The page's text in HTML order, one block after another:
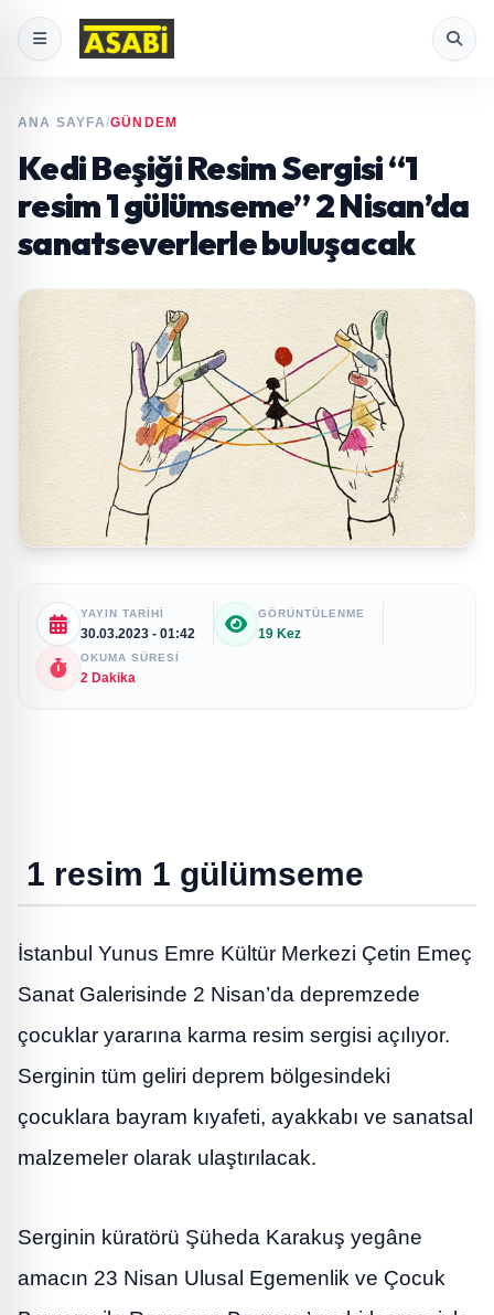
ANA SAYFA/GÜNDEM
Kedi Beşiği Resim Sergisi “1
resim 1 gülümseme” 2 Nisan’da
sanatseverlerle buluşacak
YAYIN TARIHI
30.03.2023 - 01:42
GÖRÜNTÜLENME
19 Kez
OKUMA SÜRESI
2 Dakika
1 resim 1 gülümseme
İstanbul Yunus Emre Kültür Merkezi Çetin Emeç
Sanat Galerisinde 2 Nisan’da depremzede
çocuklar yararına karma resim sergisi açılıyor.
Serginin tüm geliri deprem bölgesindeki
çocuklara bayram kıyafeti, ayakkabı ve sanatsal
malzemeler olarak ulaştırılacak.
Serginin küratörü Şüheda Karakuş yegâne
amacın 23 Nisan Ulusal Egemenlik ve Çocuk